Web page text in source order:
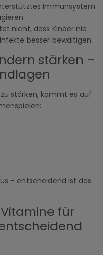
Immunsystem
nicht, dass Kinder nie
besser bewältigen.
stärken –
stärken, kommt es auf
– entscheidend ist das
für